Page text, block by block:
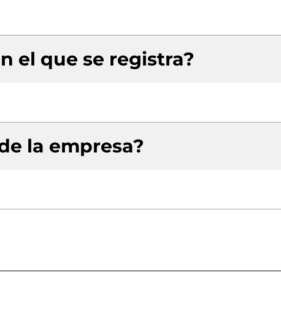
el que se registra?
la empresa?